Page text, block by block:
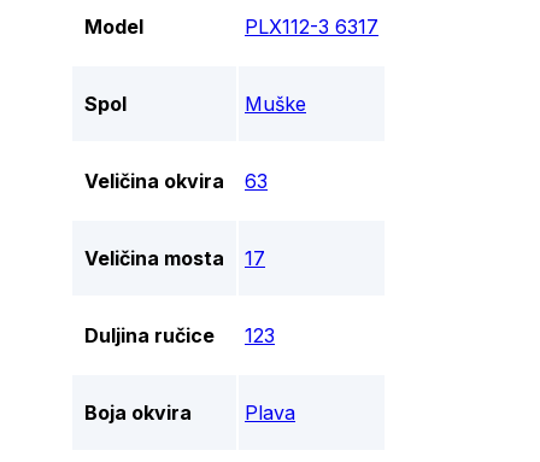
Model PLX112-3 6317
Spol Muške
Veličina okvira 63
Veličina mosta 17
Duljina ručice 123
Boja okvira Plava